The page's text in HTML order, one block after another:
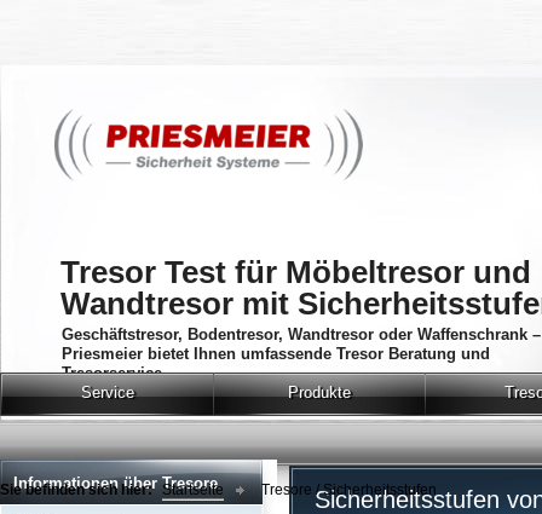
Tresor Test für Möbeltresor und
Wandtresor mit
Geschäftstresor, Bodentresor, Wandtresor oder Waffenschrank –
Priesmeier bietet Ihnen umfassende Tresor Beratung und
Tresorservice.
Sie befinden sich hier: Startseite Tresore / Sicherheitsstufen
Service Produkte
Sicherheitsstufen
Informationen über Tresore